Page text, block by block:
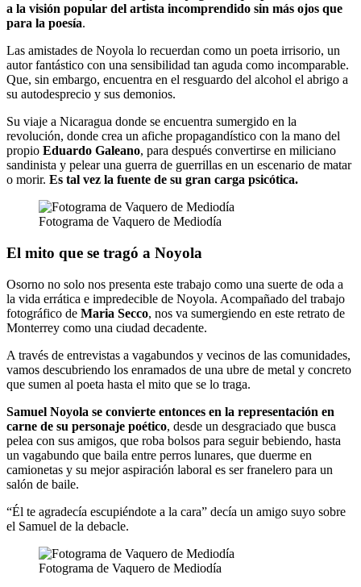
a la visión popular del artista incomprendido sin más ojos que
para la poesía.
Las amistades de Noyola lo recuerdan como un poeta irrisorio, un
autor fantástico con una sensibilidad tan aguda como incomparable.
Que, sin embargo, encuentra en el resguardo del alcohol el abrigo a
su autodesprecio y sus demonios.
Su viaje a Nicaragua donde se encuentra sumergido en la
revolución, donde crea un afiche propagandístico con la mano del
propio Eduardo Galeano, para después convertirse en miliciano
sandinista y pelear una guerra de guerrillas en un escenario de matar
o morir. Es tal vez la fuente de su gran carga psicótica.
Fotograma de Vaquero de Mediodía
El mito que se tragó a Noyola
Osorno no solo nos presenta este trabajo como una suerte de oda a
la vida errática e impredecible de Noyola. Acompañado del trabajo
fotográfico de Maria Secco, nos va sumergiendo en este retrato de
Monterrey como una ciudad decadente.
A través de entrevistas a vagabundos y vecinos de las comunidades,
vamos descubriendo los enramados de una ubre de metal y concreto
que sumen al poeta hasta el mito que se lo traga.
Samuel Noyola se convierte entonces en la representación en
carne de su personaje poético, desde un desgraciado que busca
pelea con sus amigos, que roba bolsos para seguir bebiendo, hasta
un vagabundo que baila entre perros lunares, que duerme en
camionetas y su mejor aspiración laboral es ser franelero para un
salón de baile.
“Él te agradecía escupiéndote a la cara” decía un amigo suyo sobre
el Samuel de la debacle.
Fotograma de Vaquero de Mediodía